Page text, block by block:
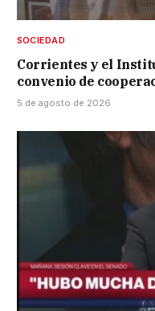
SOCIEDAD
Corrientes y el
convenio de
5 de agosto de 2026